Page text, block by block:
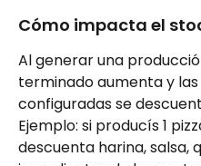
Cómo impacta el
Al generar una
terminado aumenta y
configuradas se
Ejemplo: si producís 1
descuenta harina, salsa,